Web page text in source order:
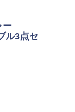
ー
ル3点セ